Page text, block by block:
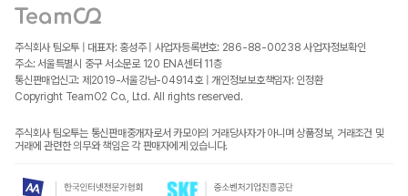
주식회사 팀오투 | 대표자: 홍성주 | 사업자등록번호: 286-88-00238 사업자정보확인
주소: 서울특별시 중구 서소문로 120 ENA센터 11층
통신판매업신고: 제2019-서울강남-04914호 | 개인정보보호책임자: 인정환
Copyright TeamO2 Co., Ltd. All rights reserved.
주식회사 팀오투는 통신판매중개자로서 카모아의 거래당사자가 아니며 상품정보, 거래조건 및
거래에 관련한 의무와 책임은 각 판매자에게 있습니다.